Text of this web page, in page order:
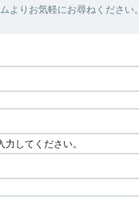
よりお気軽にお尋ねください。
してください。